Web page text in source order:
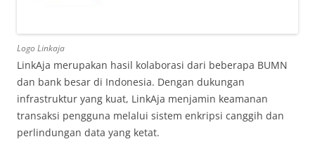
Logo Linkaja
LinkAja merupakan hasil kolaborasi dari beberapa BUMN
dan bank besar di Indonesia. Dengan dukungan
infrastruktur yang kuat, LinkAja menjamin keamanan
transaksi pengguna melalui sistem enkripsi canggih dan
perlindungan data yang ketat.